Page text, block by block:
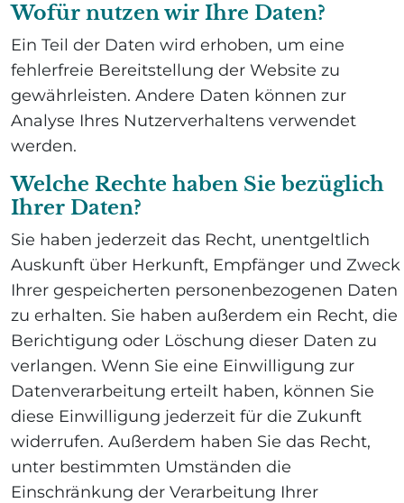
Wofür nutzen wir Ihre Daten?
Ein Teil der Daten wird erhoben, um eine
fehlerfreie Bereitstellung der Website zu
gewährleisten. Andere Daten können zur
Analyse Ihres Nutzerverhaltens verwendet
werden.
Welche Rechte haben Sie bezüglich
Ihrer Daten?
Sie haben jederzeit das Recht, unentgeltlich
Auskunft über Herkunft, Empfänger und Zweck
Ihrer gespeicherten personenbezogenen Daten
zu erhalten. Sie haben außerdem ein Recht, die
Berichtigung oder Löschung dieser Daten zu
verlangen. Wenn Sie eine Einwilligung zur
Datenverarbeitung erteilt haben, können Sie
diese Einwilligung jederzeit für die Zukunft
widerrufen. Außerdem haben Sie das Recht,
unter bestimmten Umständen die
Einschränkung der Verarbeitung Ihrer